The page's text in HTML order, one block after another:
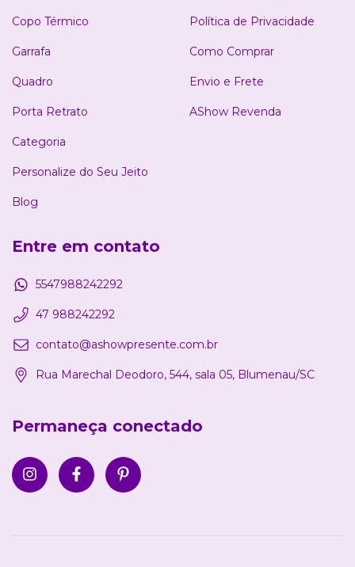
Copo Térmico
Garrafa
Quadro
Porta Retrato
Categoria
Personalize do Seu Jeito
Blog
Política de Privacidade
Como Comprar
Envio e Frete
AShow Revenda
Entre em contato
5547988242292
47 988242292
contato@ashowpresente.com.br
Rua Marechal Deodoro, 544, sala 05, Blumenau/SC
Permaneça conectado